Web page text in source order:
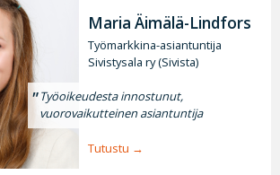
Maria Äimälä-Lindfors
Työmarkkina-asiantuntija
Sivistysala ry (Sivista)
Työoikeudesta innostunut,
vuorovaikutteinen asiantuntija
Tutustu